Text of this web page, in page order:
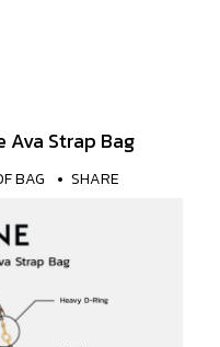
Strap Bag
BAG SHARE